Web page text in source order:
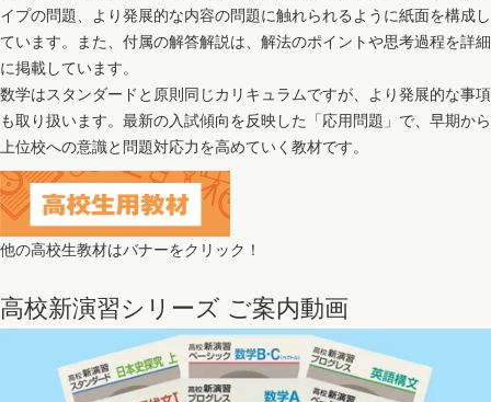
イプの問題、より発展的な内容の問題に触れられるように紙面を構成し
ています。また、付属の解答解説は、解法のポイントや思考過程を詳細
に掲載しています。
数学はスタンダードと原則同じカリキュラムですが、より発展的な事項
も取り扱います。最新の入試傾向を反映した「応用問題」で、早期から
上位校への意識と問題対応力を高めていく教材です。
他の高校生教材はバナーをクリック！
高校新演習シリーズ ご案内動画